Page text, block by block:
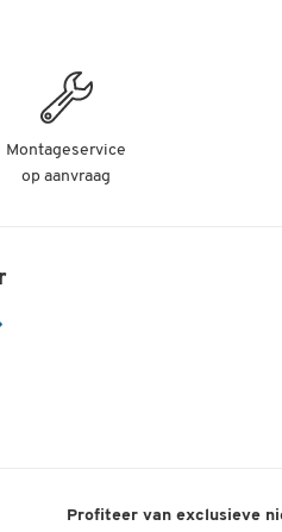
Montageservice
op aanvraag
Profiteer van exclusieve